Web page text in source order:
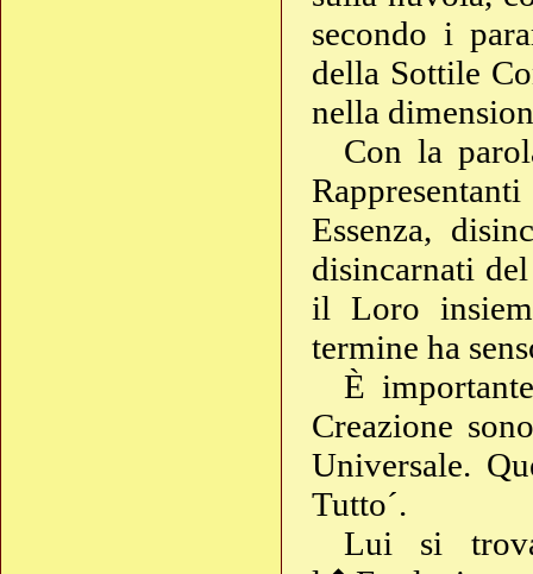
secondo i
della Sottile
nella
Con la
Essenza,
disincarnati
il Loro
termine ha
È
Creazione
Universale.
Tutto´.
Lui si